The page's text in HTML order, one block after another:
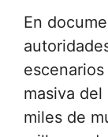
En
masiva
miles de